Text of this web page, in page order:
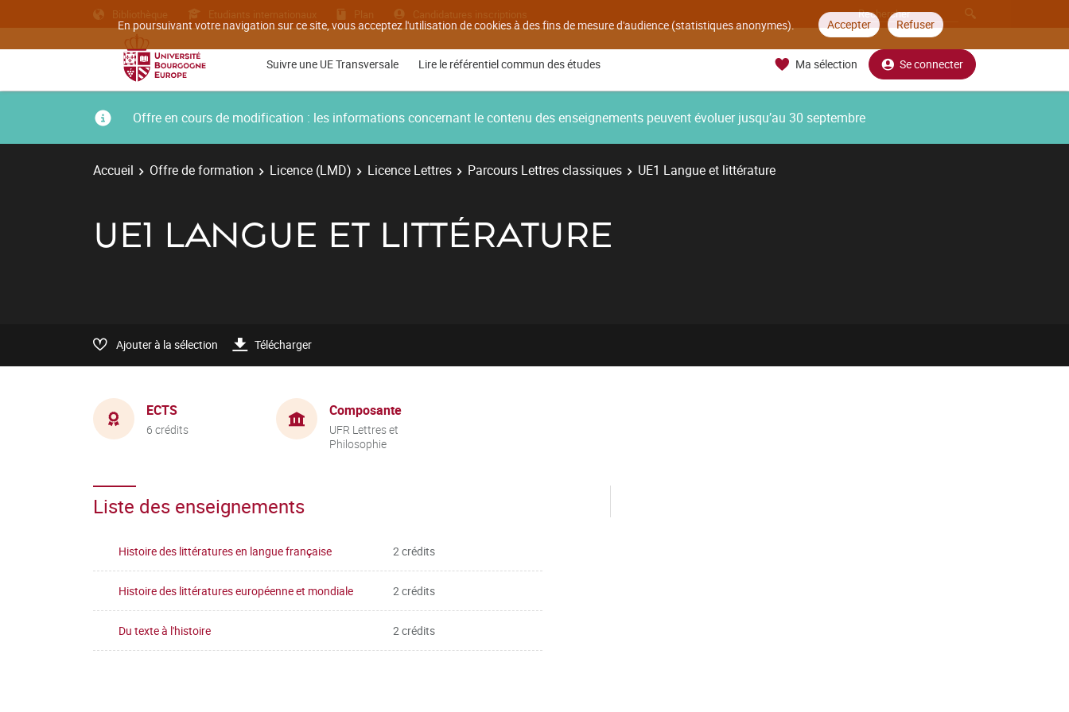
En poursuivant votre navigation sur ce site, vous acceptez l'utilisation de cookies à des fins de mesure d'audience (statistiques anonymes). Accepter Refuser
Bibliothèque Etudiants internationaux Plan Candidatures inscriptions
Suivre une UE Transversale Lire le référentiel commun des études Ma sélection Se connecter
Offre en cours de modification : les informations concernant le contenu des enseignements peuvent évoluer jusqu’au 30 septembre
Accueil Offre de formation Licence (LMD) Licence Lettres Parcours Lettres classiques UE1 Langue et littérature
UE1 LANGUE ET LITTÉRATURE
Ajouter à la sélection Télécharger
ECTS
6 crédits
Composante
UFR Lettres et
Philosophie
Liste des enseignements
Histoire des littératures en langue française 2 crédits
Histoire des littératures européenne et mondiale 2 crédits
Du texte à l'histoire 2 crédits